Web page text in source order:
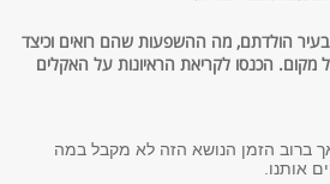
הולדתם, מה ההשפעות שהם רואים וכיצד
הכנסו לקריאת הראיונות על האקלים
ברוב הזמן הנושא הזה לא מקבל במה
אותנו.